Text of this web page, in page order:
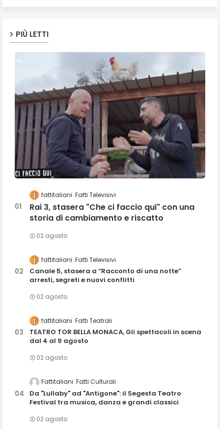
PIÙ LETTI
fattitaliani Fatti Televisivi
Rai 3, stasera "Che ci faccio qui" con una
storia di cambiamento e riscatto
02 agosto
fattitaliani Fatti Televisivi
Canale 5, stasera a “Racconto di una notte”
arresti, segreti e nuovi conflitti
02 agosto
fattitaliani Fatti Teatrali
TEATRO TOR BELLA MONACA, Gli spettacoli in scena
dal 4 al 9 agosto
02 agosto
Fattitaliani Fatti Culturali
Da "Lullaby" ad "Antigone": il Segesta Teatro
Festival tra musica, danza e grandi classici
02 agosto